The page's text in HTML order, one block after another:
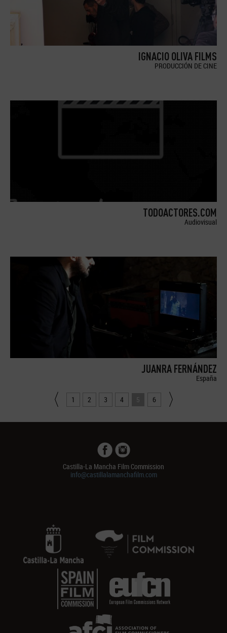
IGNACIO OLIVA FILMS
PRODUCCIÓN DE CINE
TODOACTORES.COM
Audiovisual
JUANRA FERNÁNDEZ
España
1 2 3 4 5 6
Castilla-La Mancha Film Commission
info@castillalamanchafilm.com